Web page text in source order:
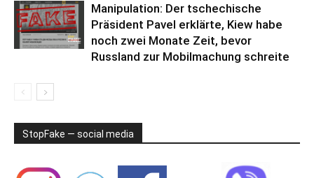
Manipulation: Der tschechische
Präsident Pavel erklärte, Kiew habe
noch zwei Monate Zeit, bevor
Russland zur Mobilmachung schreite
StopFake — social media